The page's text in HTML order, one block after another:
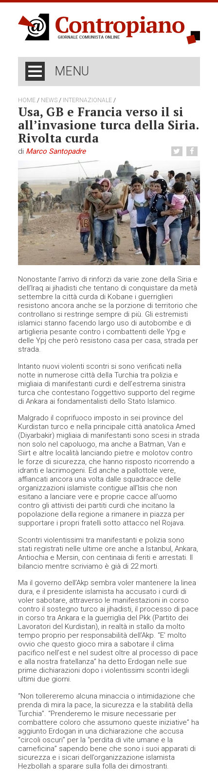
MENU
HOME / NEWS / INTERNAZIONALE /
Usa, GB e Francia verso il si
all’invasione turca della Siria.
Rivolta curda
di Marco Santopadre
Nonostante l’arrivo di rinforzi da varie zone della Siria e
dell’Iraq ai jihadisti che tentano di conquistare da metà
settembre la città curda di Kobane i guerriglieri
resistono ancora anche se la porzione di territorio che
controllano si restringe sempre di più. Gli estremisti
islamici stanno facendo largo uso di autobombe e di
artiglieria pesante contro i combattenti delle Ypg e
delle Ypj che però resistono casa per casa, strada per
strada.
Intanto nuovi violenti scontri si sono verificati nella
notte in numerose città della Turchia tra polizia e
migliaia di manifestanti curdi e dell’estrema sinistra
turca che contestano l’oggettivo supporto del regime
di Ankara ai fondamentalisti dello Stato Islamico.
Malgrado il coprifuoco imposto in sei province del
Kurdistan turco e nella principale città anatolica Amed
(Diyarbakir) migliaia di manifestanti sono scesi in strada
non solo nel capoluogo, ma anche a Batman, Van e
Siirt e altre località lanciando pietre e molotov contro
le forze di sicurezza, che hanno risposto ricorrendo a
idranti e lacrimogeni. Ed anche a pallottole vere,
affiancati ancora una volta dalle squadracce delle
organizzazioni islamiste contigue all’Isis che non
esitano a lanciare vere e proprie cacce all’uomo
contro gli attivisti dei partiti curdi che incitano la
popolazione della regione a rimanere in piazza per
supportare i propri fratelli sotto attacco nel Rojava.
Scontri violentissimi tra manifestanti e polizia sono
stati registrati nelle ultime ore anche a Istanbul, Ankara,
Antiochia e Mersin, con centinaia di feriti e arrestati. Il
bilancio mentre scriviamo è già di 22 morti.
Ma il governo dell’Akp sembra voler mantenere la linea
dura, e il presidente islamista ha accusato i curdi di
voler sabotare, attraverso le manifestazioni in corso
contro il sostegno turco ai jihadisti, il processo di pace
in corso tra Ankara e la guerriglia del Pkk (Partito dei
Lavoratori del Kurdistan), in realtà in stallo da molto
tempo proprio per responsabilità dell’Akp. “E’ molto
ovvio che questo gioco mira a sabotare il clima
pacifico nell’est e nel sudest oltre al processo di pace
e alla nostra fratellanza” ha detto Erdogan nelle sue
prime dichiarazioni dopo i violentissimi scontri ìdegli
ultimi due giorni.
“Non tollereremo alcuna minaccia o intimidazione che
prenda di mira la pace, la sicurezza e la stabilità della
Turchia”. “Prenderemo le misure necessarie per
combattere coloro che assumono queste iniziative” ha
aggiunto Erdogan in una dichiarazione che accusa
“circoli oscuri” per la “perdita di vite umane e la
carneficina” sapendo bene che sono i suoi apparati di
sicurezza e i sicari dell’organizzazione islamista
Hezbollah a sparare sulla folla dei dimostranti.